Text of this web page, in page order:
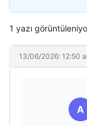
1 yazı
13/06/2026: 12:50
A